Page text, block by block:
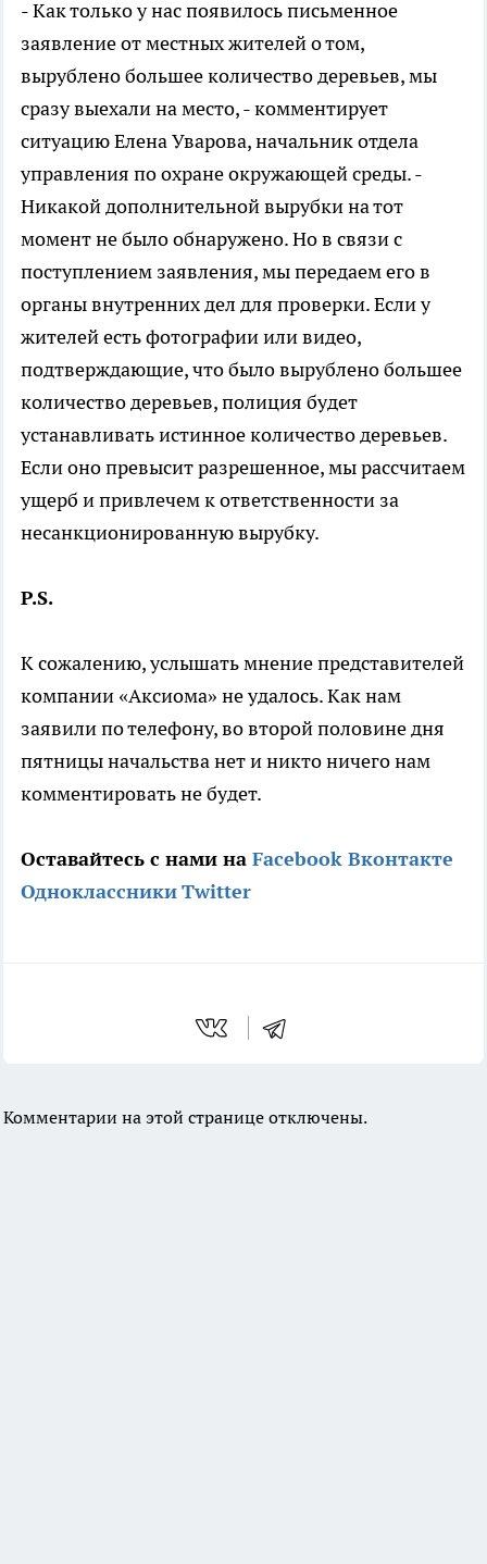
- Как только у нас появилось письменное
заявление от местных жителей о том,
вырублено большее количество деревьев, мы
сразу выехали на место, - комментирует
ситуацию Елена Уварова, начальник отдела
управления по охране окружающей среды. -
Никакой дополнительной вырубки на тот
момент не было обнаружено. Но в связи с
поступлением заявления, мы передаем его в
органы внутренних дел для проверки. Если у
жителей есть фотографии или видео,
подтверждающие, что было вырублено большее
количество деревьев, полиция будет
устанавливать истинное количество деревьев.
Если оно превысит разрешенное, мы рассчитаем
ущерб и привлечем к ответственности за
несанкционированную вырубку.
P.S.
К сожалению, услышать мнение представителей
компании «Аксиома» не удалось. Как нам
заявили по телефону, во второй половине дня
пятницы начальства нет и никто ничего нам
комментировать не будет.
Оставайтесь с нами на Facebook Вконтакте
ОдноклассникиTwitter
Комментарии на этой странице отключены.